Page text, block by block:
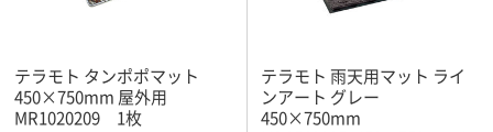
テラモト タンポポマット
450×750mm 屋外用
MR1020209 1枚
テラモト 雨天用マット ライ
ンアート グレー
450×750mm